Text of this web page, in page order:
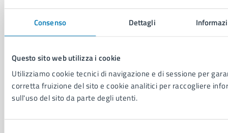
Consenso Dettagli
Questo sito web utilizza i cookie
Utilizziamo cookie tecnici di navigazione e di sessione per
corretta fruizione del sito e cookie analitici per raccogliere
sull'uso del sito da parte degli utenti.
CATEGORIE DI SERVIZIO
Anagrafe e stato civile
Cultura e tempo libero
Documenti e certificati
Educazione e formazione